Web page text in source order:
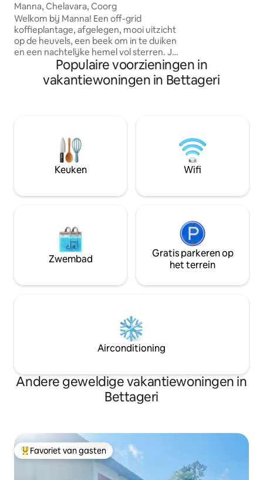
ara
Manna, Chelavara, Coorg
Welkom bij Manna! Een off-grid
koffieplantage, afgelegen, mooi uitzicht
op de heuvels, een beek om in te duiken
en een nachtelijke hemel vol sterren. Je
kunt wakker worden met een prachtige
zonsopgang, het fluiten van vogels en
insecten, je uitstrekken op een
kampvuur, genieten van eenvoudige
authentieke lokale gerechten, luieren
met een boek of gewoon de kunst van
'Dolce far Niente' beoefenen
Populaire voorzieningen in
vakantiewoningen in Bettageri
Keuken Wifi
Zwembad
Gratis parkeren op
het terrein
Airconditioning
Andere geweldige vakantiewoningen in
Bettageri
Topfavoriet van gasten
Favoriet van gasten